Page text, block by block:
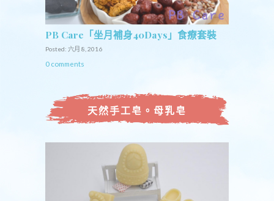
PB Care「坐月補身40Days」食療套裝
Posted: 六月 8, 2016
0 comments
天然手工皂。母乳皂